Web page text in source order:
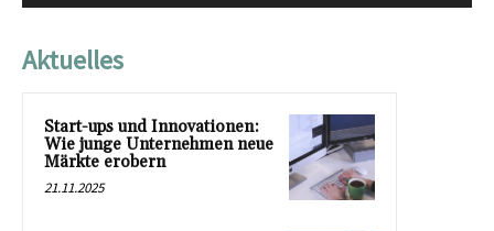
Aktuelles
Start-ups und Innovationen:
Wie junge Unternehmen neue
Märkte erobern
21.11.2025